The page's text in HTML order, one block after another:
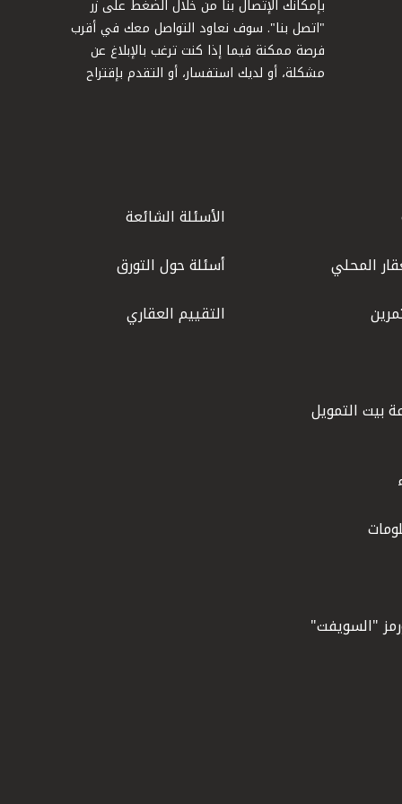
بإمكانك الإتصال بنا من خلال الضغط على زر
"اتصل بنا". سوف نعاود التواصل معك في أقرب
فرصة ممكنة فيما إذا كنت ترغب بالإبلاغ عن
مشكلة، أو لديك استفسار، أو التقدم بإقتراح
المحلي
بيت التمويل
"السويفت"
الأسئلة الشائعة
أسئلة حول التورق
التقييم العقاري